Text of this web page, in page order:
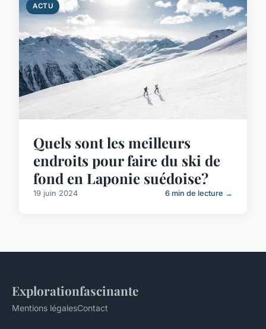
ACTU
Quels sont les meilleurs
endroits pour faire du ski de
fond en Laponie suédoise?
19 juin 2024 6 min de lecture →
Explorationfascinante
Mentions légalesContact